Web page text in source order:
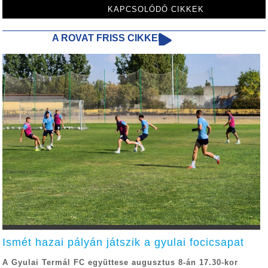
KAPCSOLÓDÓ CIKKEK
A ROVAT FRISS CIKKEI
Ismét hazai pályán játszik a gyulai focicsapat
A Gyulai Termál FC együttese augusztus 8-án 17.30-kor